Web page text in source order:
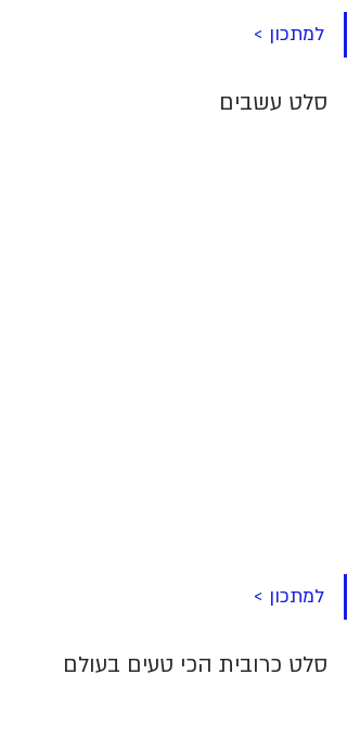
למתכון >
סלט עשבים
למתכון >
סלט כרובית הכי טעים בעולם